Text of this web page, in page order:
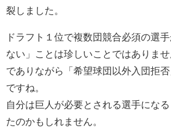
裂しました。
ドラフト１位で複数団競合必須の選
ない」ことは珍しいことではありま
でありながら「希望球団以外入団拒
ですね。
自分は巨人が必要とされる選手にな
たのかもしれません。